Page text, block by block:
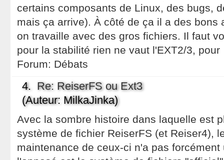
certains composants de Linux, des bugs,
mais ça arrive). À côté de ça il a des bons
on travaille avec des gros fichiers. Il faut
pour la stabilité rien ne vaut l'EXT2/3, pour
Forum: Débats
4. Re: ReiserFS ou Ext3
(Auteur: MilkaJinka)
Avec la sombre histoire dans laquelle est
système de fichier ReiserFS (et Reiser4),
maintenance de ceux-ci n'a pas